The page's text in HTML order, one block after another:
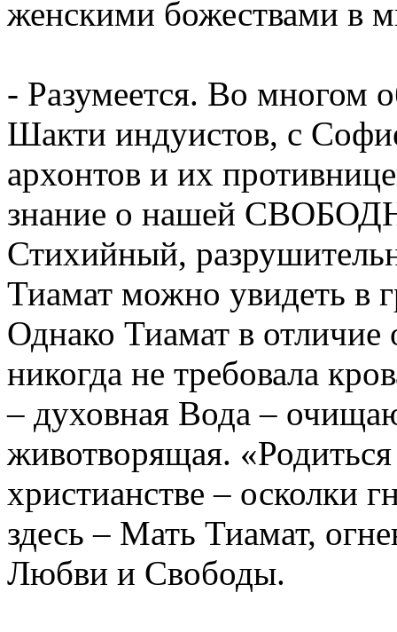
женскими божествами в
- Разумеется. Во многом
Шакти индуистов, с
архонтов и их
знание о нашей
Стихийный,
Тиамат можно увидеть в
Однако Тиамат в
никогда не требовала
– духовная Вода –
животворящая.
христианстве – осколки
здесь – Мать Тиамат,
Любви и Свободы.